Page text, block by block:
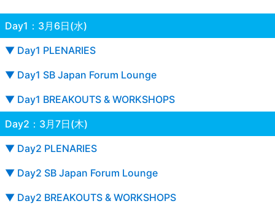
Day1：3月6日(水)
▼ Day1 PLENARIES
▼ Day1 SB Japan Forum Lounge
▼ Day1 BREAKOUTS & WORKSHOPS
Day2：3月7日(木)
▼ Day2 PLENARIES
▼ Day2 SB Japan Forum Lounge
▼ Day2 BREAKOUTS & WORKSHOPS